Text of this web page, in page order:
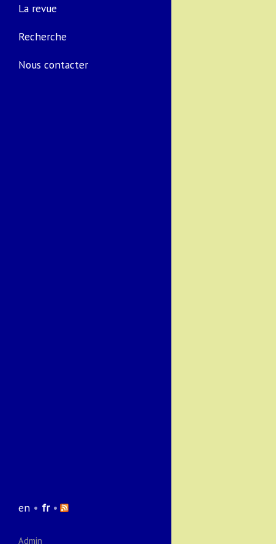
La revue
Recherche
Nous contacter
en • fr•
Admin